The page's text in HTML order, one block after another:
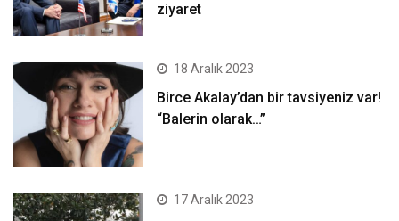
ziyaret
18 Aralık 2023
Birce Akalay’dan bir tavsiyeniz var!
“Balerin olarak…”
17 Aralık 2023